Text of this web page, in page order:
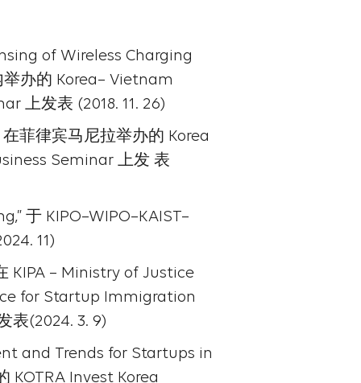
of Wireless Charging
举办的 Korea– Vietnam
上发表 (2018. 11. 26)
菲律宾⻢尼拉举办的 Korea
Seminar 上发 表
于 KIPO–WIPO–KAIST–
11)
KIPA – Ministry of Justice
for Startup Immigration
表(2024. 3. 9)
and Trends for Startups in
KOTRA Invest Korea